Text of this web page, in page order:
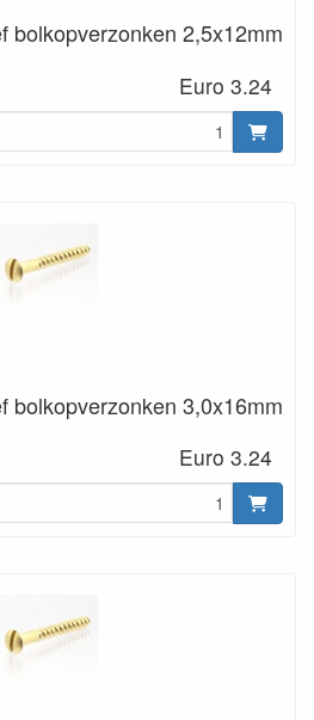
bolkopverzonken 2,5x12mm
Euro 3.24
bolkopverzonken 3,0x16mm
Euro 3.24